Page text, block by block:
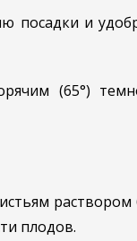
посадки и
(65°)
раствором
плодов.